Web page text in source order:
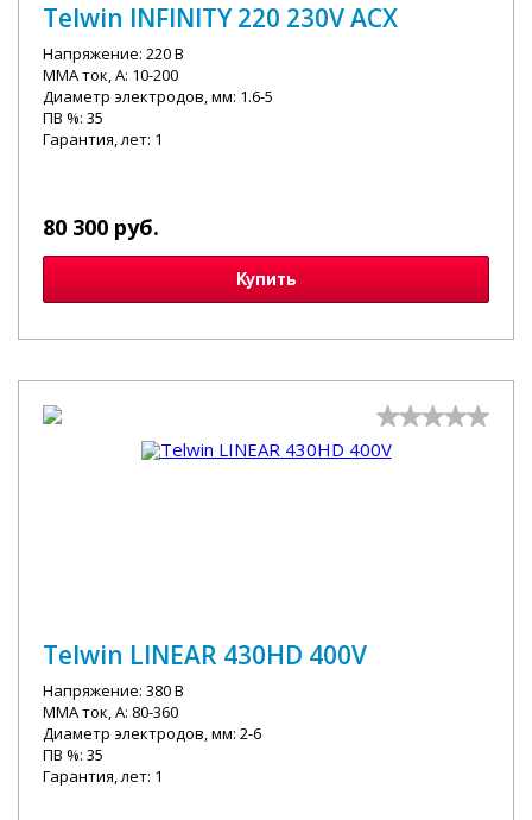
Telwin INFINITY 220 230V ACX
Напряжение: 220 В
MMA ток, А: 10-200
Диаметр электродов, мм: 1.6-5
ПВ %: 35
Гарантия, лет: 1
80 300 руб.
Купить
Telwin LINEAR 430HD 400V
Напряжение: 380 В
MMA ток, А: 80-360
Диаметр электродов, мм: 2-6
ПВ %: 35
Гарантия, лет: 1